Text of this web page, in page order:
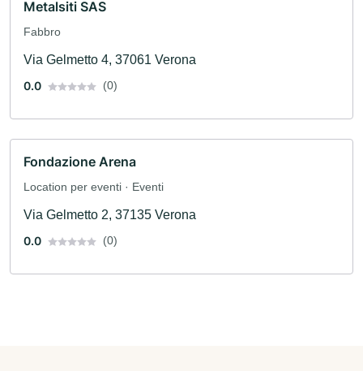
Metalsiti SAS
Fabbro
Via Gelmetto 4, 37061 Verona
0.0
(0)
Fondazione Arena
Location per eventi · Eventi
Via Gelmetto 2, 37135 Verona
0.0
(0)